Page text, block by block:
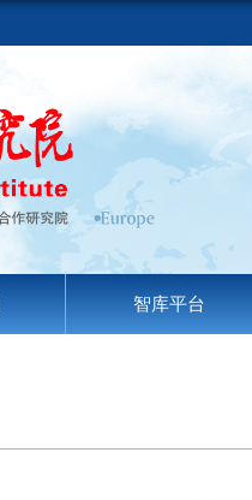
智库平台